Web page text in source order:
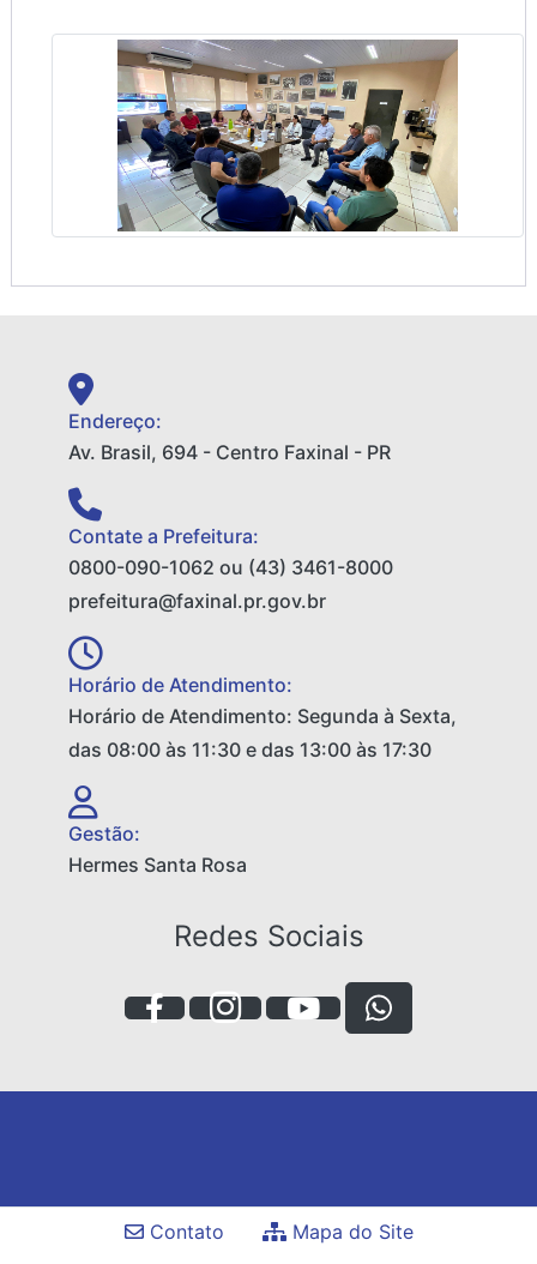
Endereço:
Av. Brasil, 694 - Centro Faxinal - PR
Contate a Prefeitura:
0800-090-1062 ou (43) 3461-8000
prefeitura@faxinal.pr.gov.br
Horário de Atendimento:
Horário de Atendimento: Segunda à Sexta,
das 08:00 às 11:30 e das 13:00 às 17:30
Gestão:
Hermes Santa Rosa
Redes Sociais
Contato Mapa do Site